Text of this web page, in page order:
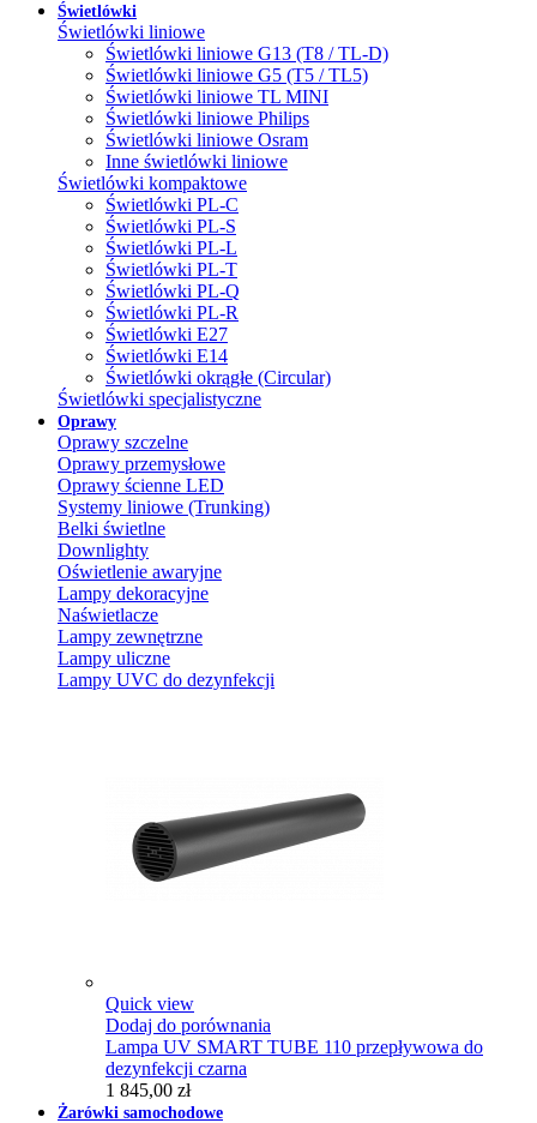
Świetlówki
Świetlówki liniowe
Świetlówki liniowe G13 (T8 / TL-D)
Świetlówki liniowe G5 (T5 / TL5)
Świetlówki liniowe TL MINI
Świetlówki liniowe Philips
Świetlówki liniowe Osram
Inne świetlówki liniowe
Świetlówki kompaktowe
Świetlówki PL-C
Świetlówki PL-S
Świetlówki PL-L
Świetlówki PL-T
Świetlówki PL-Q
Świetlówki PL-R
Świetlówki E27
Świetlówki E14
Świetlówki okrągłe (Circular)
Świetlówki specjalistyczne
Oprawy
Oprawy szczelne
Oprawy przemysłowe
Oprawy ścienne LED
Systemy liniowe (Trunking)
Belki świetlne
Downlighty
Oświetlenie awaryjne
Lampy dekoracyjne
Naświetlacze
Lampy zewnętrzne
Lampy uliczne
Lampy UVC do dezynfekcji
Quick view
Dodaj do porównania
Lampa UV SMART TUBE 110 przepływowa do
dezynfekcji czarna
1 845,00 zł
Żarówki samochodowe